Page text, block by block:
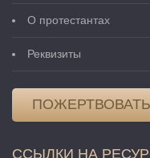
О протестантах
Реквизиты
ССЫЛКИ НА